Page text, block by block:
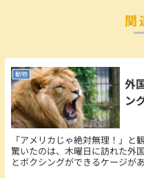
関
動物
外
ン
「アメリカじゃ絶対無理！」
驚いたのは、木曜日に訪れた外
とボクシングができるケージが